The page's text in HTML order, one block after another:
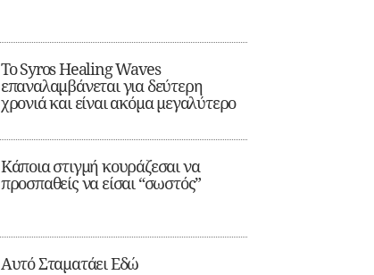
Το Syros Healing Waves
επαναλαμβάνεται για δεύτερη
χρονιά και είναι ακόμα μεγαλύτερο
Κάποια στιγμή κουράζεσαι να
προσπαθείς να είσαι “σωστός”
Αυτό Σταματάει Εδώ